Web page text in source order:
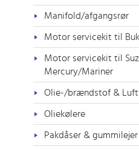
Manifold/afgangsrør
Motor servicekit til
Motor servicekit til
Mercury/Mariner
Olie-/brændstof &
Oliekølere
Pakdåser & gummilejer